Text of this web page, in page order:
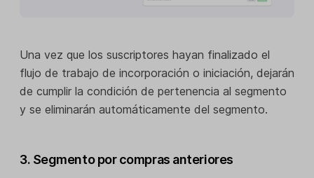
Una vez que los suscriptores hayan finalizado el
flujo de trabajo de incorporación o iniciación, dejarán
de cumplir la condición de pertenencia al segmento
y se eliminarán automáticamente del segmento.
3. Segmento por compras anteriores